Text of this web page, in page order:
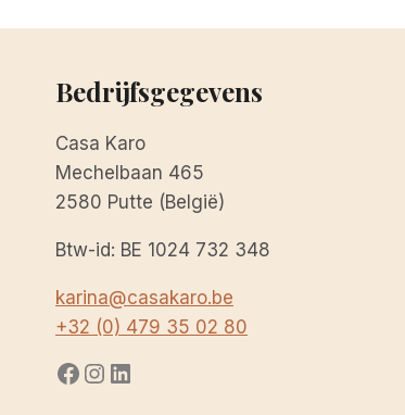
Bedrijfsgegevens
Casa Karo
Mechelbaan 465
2580 Putte (België)
Btw-id: BE 1024 732 348
karina@casakaro.be
+32 (0) 479 35 02 80
Facebook
Instagram
LinkedIn